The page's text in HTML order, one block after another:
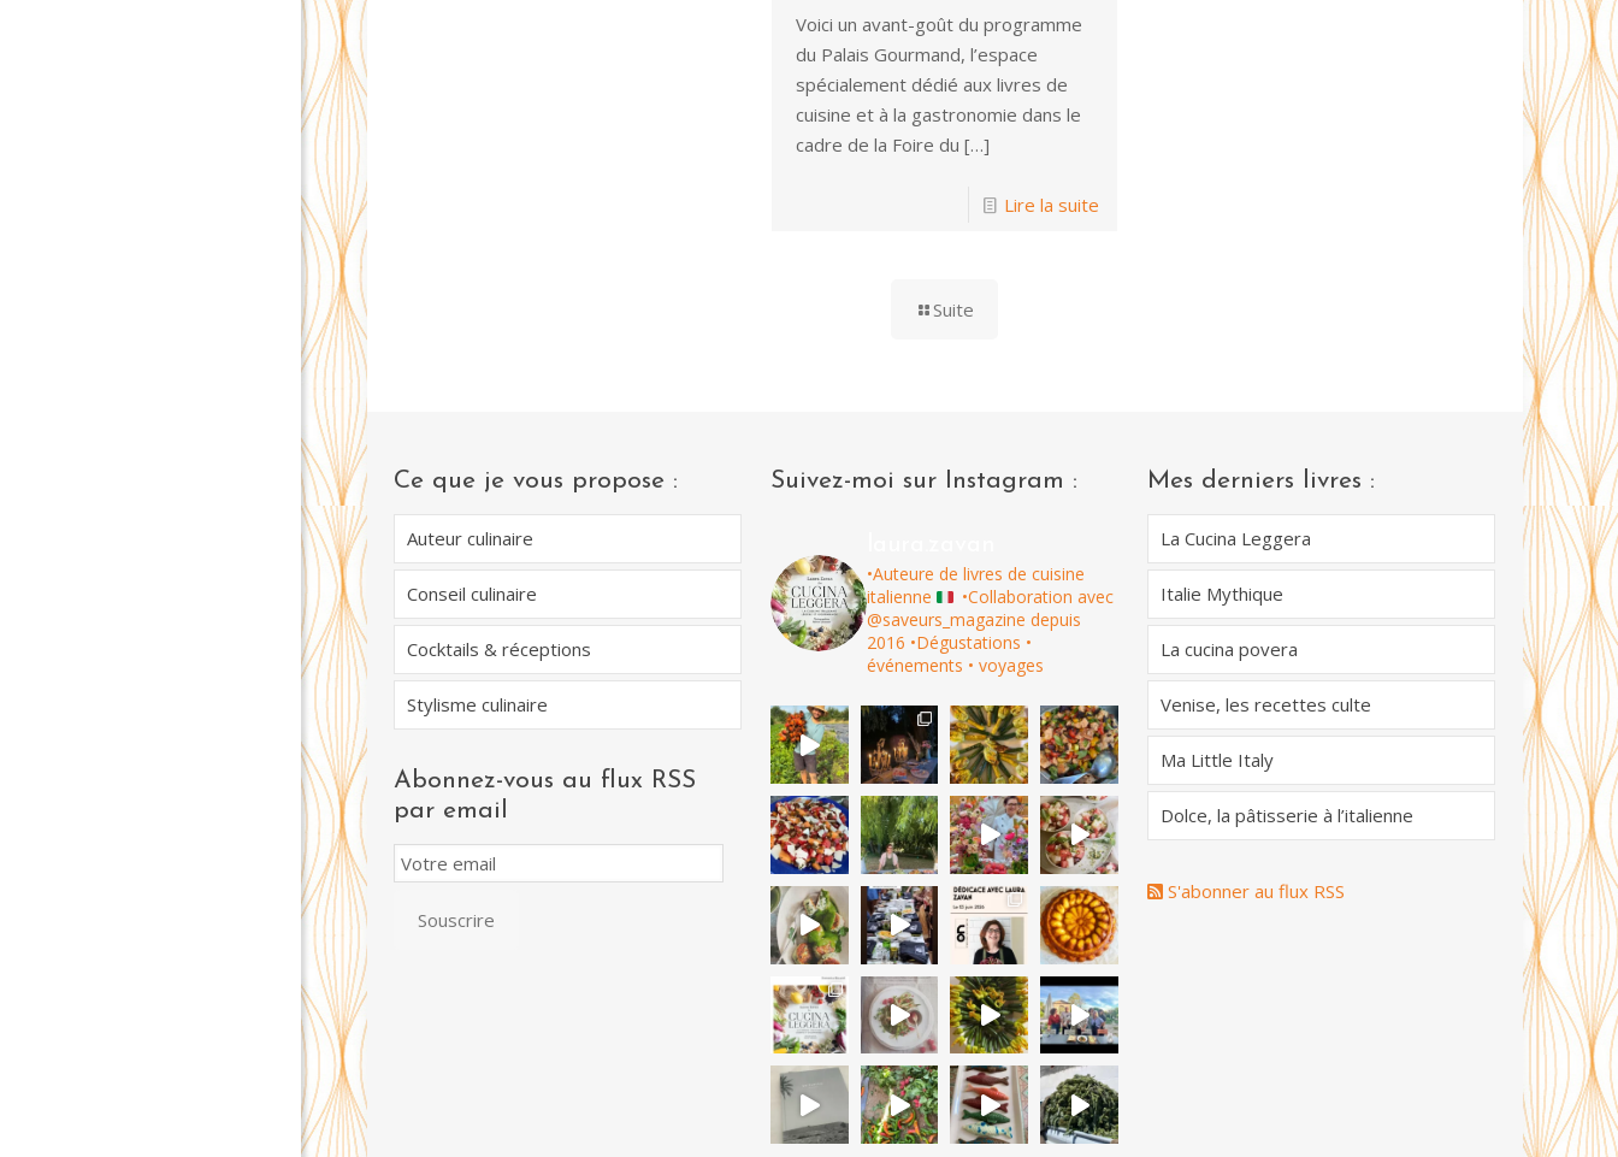
Voici un avant-goût du programme
du Palais Gourmand, l’espace
spécialement dédié aux livres de
cuisine et à la gastronomie dans le
cadre de la Foire du […]
Lire la suite
Suite
Ce que je vous propose :
Auteur culinaire
Conseil culinaire
Cocktails & réceptions
Stylisme culinaire
Abonnez-vous au flux RSS
par email
Email
Subscription
Souscrire
Suivez-moi sur Instagram :
•Auteure de livres de cuisine
italienne
•Collaboration avec
@saveurs_magazine depuis
2016 •Dégustations •
événements • voyages
Mes derniers livres :
La Cucina Leggera
Italie Mythique
La cucina povera
Venise, les recettes culte
Ma Little Italy
Dolce, la pâtisserie à l’italienne
S'abonner au flux RSS